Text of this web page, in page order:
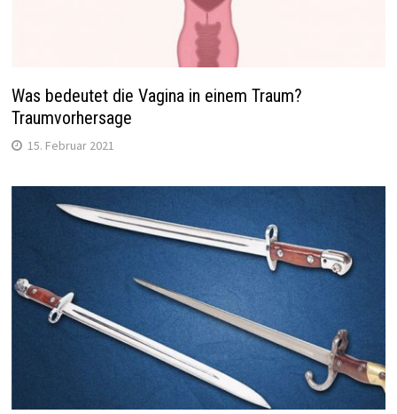
Was bedeutet die Vagina in einem Traum?
Traumvorhersage
15. Februar 2021